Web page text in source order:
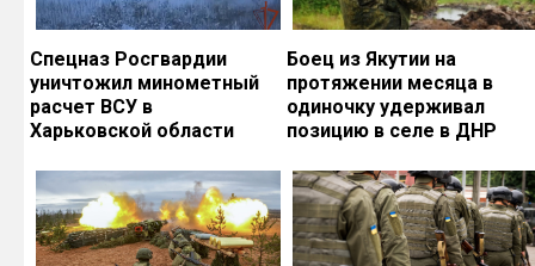
Спецназ Росгвардии
уничтожил минометный
расчет ВСУ в
Харьковской области
Боец из Якутии на
протяжении месяца в
одиночку удерживал
позицию в селе в ДНР